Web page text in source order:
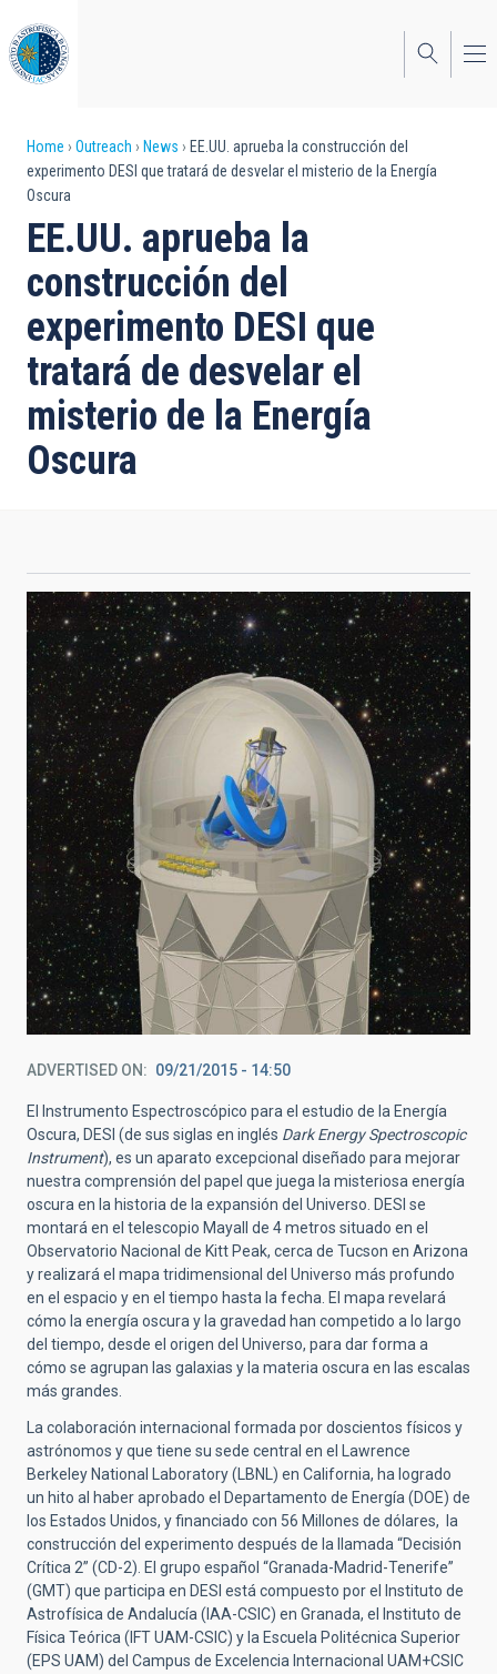
to
main
content
Breadcrumb
Home Outreach News
EE.UU. aprueba la construcción del
experimento DESI que tratará de desvelar el misterio de la Energía
Oscura
EE.UU. aprueba la
construcción del
experimento DESI que
tratará de desvelar el
misterio de la Energía
Oscura
ADVERTISED ON 09/21/2015 - 14:50
El Instrumento Espectroscópico para el estudio de la Energía
Oscura, DESI (de sus siglas en inglés Dark Energy Spectroscopic
Instrument), es un aparato excepcional diseñado para mejorar
nuestra comprensión del papel que juega la misteriosa energía
oscura en la historia de la expansión del Universo. DESI se
montará en el telescopio Mayall de 4 metros situado en el
Observatorio Nacional de Kitt Peak, cerca de Tucson en Arizona
y realizará el mapa tridimensional del Universo más profundo
en el espacio y en el tiempo hasta la fecha. El mapa revelará
cómo la energía oscura y la gravedad han competido a lo largo
del tiempo, desde el origen del Universo, para dar forma a
cómo se agrupan las galaxias y la materia oscura en las escalas
más grandes.
La colaboración internacional formada por doscientos físicos y
astrónomos y que tiene su sede central en el Lawrence
Berkeley National Laboratory (LBNL) en California, ha logrado
un hito al haber aprobado el Departamento de Energía (DOE) de
los Estados Unidos, y financiado con 56 Millones de dólares, la
construcción del experimento después de la llamada “Decisión
Crítica 2” (CD-2). El grupo español “Granada-Madrid-Tenerife”
(GMT) que participa en DESI está compuesto por el Instituto de
Astrofísica de Andalucía (IAA-CSIC) en Granada, el Instituto de
Física Teórica (IFT UAM-CSIC) y la Escuela Politécnica Superior
(EPS UAM) del Campus de Excelencia Internacional UAM+CSIC